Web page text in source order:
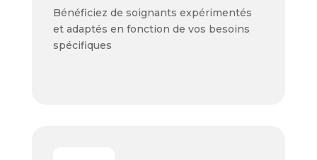
Bénéficiez de soignants expérimentés
et adaptés en fonction de vos besoins
spécifiques